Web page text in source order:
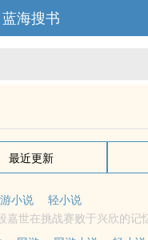
蓝海搜书
最近更新
小说
轻小说
世在挑战赛败于兴欣的记